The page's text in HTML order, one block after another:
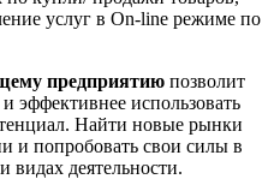
услуг в On-line режиме по
предприятию позволит
эффективнее использовать
Найти новые рынки
и попробовать свои силы в
видах деятельности.